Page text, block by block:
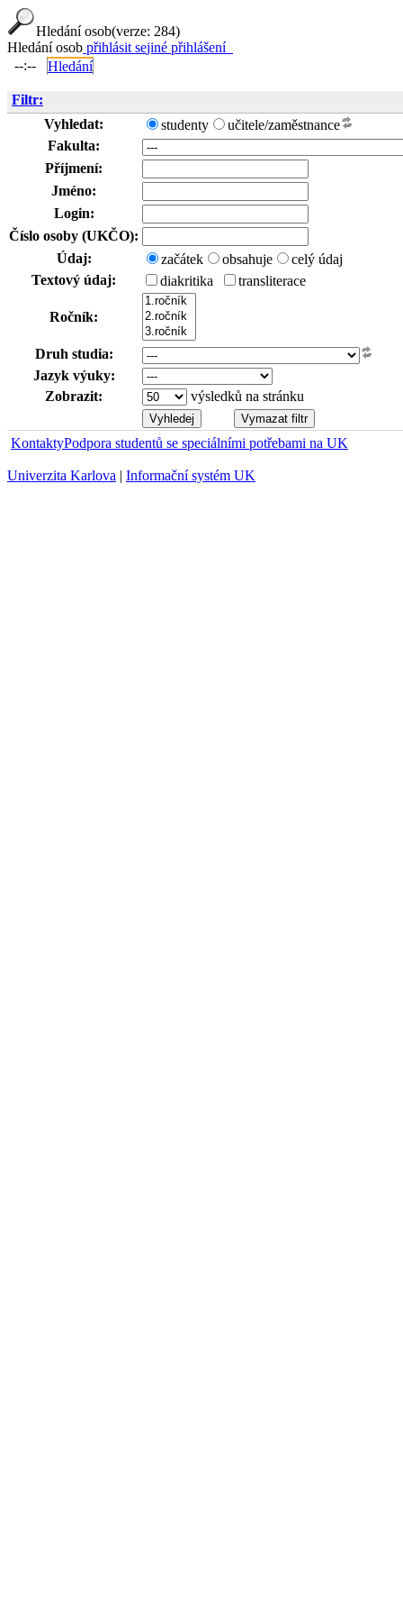
Hledání osob(verze: 284)
Hledání osob přihlásit sejiné přihlášení
--:--
Hledání
Filtr:
Vyhledat:
studenty
učitele/zaměstnance
Fakulta:
Příjmení:
Jméno:
Login:
Číslo osoby (UKČO):
Údaj:
začátek obsahuje
celý údaj
Textový údaj:
diakritika transliterace
Ročník:
Druh studia:
Jazyk výuky:
Zobrazit:
výsledků na stránku
KontaktyPodpora studentů se speciálními potřebami na UK
Univerzita Karlova | Informační systém UK